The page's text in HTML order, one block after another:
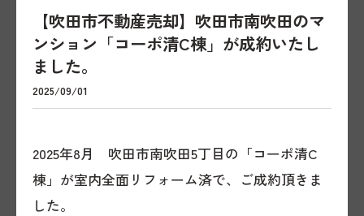
【吹田市不動産売却】吹田市南吹田のマ
ンション「コーポ清C棟」が成約いたし
ました。
2025/09/01
2025年8月 吹田市南吹田5丁目の「コーポ清C
棟」が室内全面リフォーム済で、ご成約頂きま
した。